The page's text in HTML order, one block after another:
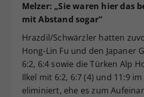
Melzer: „Sie waren hier das
mit Abstand sogar“
Hrazdil/Schwärzler hatten
Hong-Lin Fu und den Japaner
6:2, 6:4 sowie die Türken Alp
Ilkel mit 6:2, 6:7 (4) und 11:9
eliminiert, ehe es zum